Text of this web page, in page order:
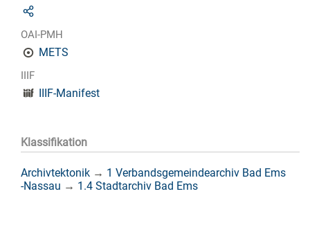
OAI-PMH
METS
IIIF
IIIF-Manifest
Klassifikation
Archivtektonik → 1 Verbandsgemeindearchiv Bad Ems
-Nassau → 1.4 Stadtarchiv Bad Ems